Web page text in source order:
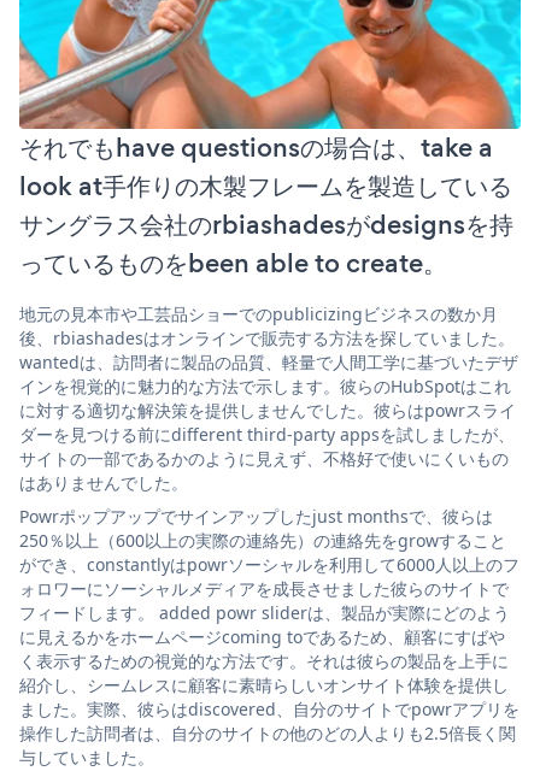
それでもhave questionsの場合は、take a
look at手作りの木製フレームを製造している
サングラス会社のrbiashadesがdesignsを持
っているものをbeen able to create。
地元の見本市や工芸品ショーでのpublicizingビジネスの数か月
後、rbiashadesはオンラインで販売する方法を探していました。
wantedは、訪問者に製品の品質、軽量で人間工学に基づいたデザ
インを視覚的に魅力的な方法で示します。彼らのHubSpotはこれ
に対する適切な解決策を提供しませんでした。彼らはpowrスライ
ダーを見つける前にdifferent third-party appsを試しましたが、
サイトの一部であるかのように見えず、不格好で使いにくいもの
はありませんでした。
Powrポップアップでサインアップしたjust monthsで、彼らは
250％以上（600以上の実際の連絡先）の連絡先をgrowすること
ができ、constantlyはpowrソーシャルを利用して6000人以上のフ
ォロワーにソーシャルメディアを成長させました彼らのサイトで
フィードします。 added powr sliderは、製品が実際にどのよう
に見えるかをホームページcoming toであるため、顧客にすばや
く表示するための視覚的な方法です。それは彼らの製品を上手に
紹介し、シームレスに顧客に素晴らしいオンサイト体験を提供し
ました。実際、彼らはdiscovered、自分のサイトでpowrアプリを
操作した訪問者は、自分のサイトの他のどの人よりも2.5倍長く関
与していました。